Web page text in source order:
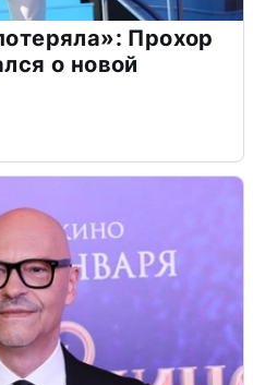
Прохор
о новой